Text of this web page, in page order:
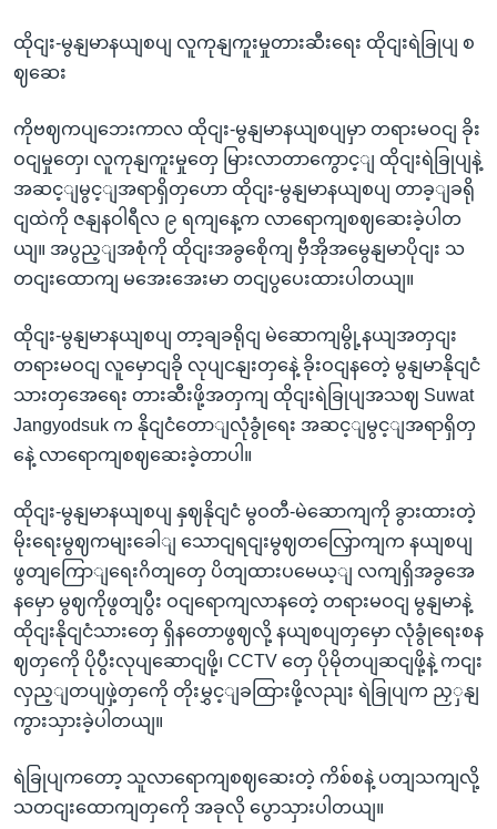
ထိုငျး-မွနျမာနယျစပျ လူကုနျကူးမှုတားဆီးရေး ထိုငျးရဲခြုပျ စ
ဈဆေး
ကိုဗဈကပျဘေးကာလ ထိုငျး-မွနျမာနယျစပျမှာ တရားမဝငျ ခိုး
ဝငျမှုတှေ၊ လူကုနျကူးမှုတှေ မြားလာတာကွောင့ျ ထိုငျးရဲခြုပျနဲ့
အဆင့ျမွင့ျအရာရှိတှဟော ထိုငျး-မွနျမာနယျစပျ တာခ့ျခရို
ငျထဲကို ဇနျနဝါရီလ ၉ ရကျနေ့က လာရောကျစဈဆေးခဲ့ပါတ
ယျ။ အပွည့ျအစုံကို ထိုငျးအခွစေိုကျ ဗှီအိုအမွေနျမာပိုငျး သ
တငျးထောကျ မအေးအေးမာ တငျပွပေးထားပါတယျ။
ထိုငျး-မွနျမာနယျစပျ တာ့ချခရိုငျ မဲဆောကျမွို့နယျအတှငျး
တရားမဝငျ လူမှောငျခို လုပျငနျးတှနေဲ့ ခိုးဝငျနတေဲ့ မွနျမာနိုငျငံ
သားတှအေရေး တားဆီးဖို့အတှကျ ထိုငျးရဲခြုပျအသဈ Suwat
Jangyodsuk က နိုငျငံတောျလုံခွုံရေး အဆင့ျမွင့ျအရာရှိတှ
နေဲ့ လာရောကျစဈဆေးခဲ့တာပါ။
ထိုငျး-မွနျမာနယျစပျ နှဈနိုငျငံ မွဝတီ-မဲဆောကျကို ခွားထားတဲ့
မိုးရေးမွဈကမျးခေါျ သောငျရငျးမွဈတလြှောကျက နယျစပျ
ဖွတျကြောျရေးဂိတျတှေ ပိတျထားပမေယ့ျ လကျရှိအခွအေ
နမှော မွဈကိုဖွတျပွီး ဝငျရောကျလာနတေဲ့ တရားမဝငျ မွနျမာနဲ့
ထိုငျးနိုငျငံသားတှေ ရှိနတောဖွဈလို့ နယျစပျတှမှော လုံခွုံရေးစန
ဈတှကေို ပိုပွီးလုပျဆောငျဖို့၊ CCTV တှေ ပိုမိုတပျဆငျဖို့နဲ့ ကငျး
လှည့ျတပျဖှဲ့တှကေို တိုးမွှင့ျခထြားဖို့လညျး ရဲခြုပျက ညှှနျ
ကွားသှားခဲ့ပါတယျ။
ရဲခြုပျကတော့ သူလာရောကျစဈဆေးတဲ့ ကိစ်စနဲ့ ပတျသကျလို့
သတငျးထောကျတှကေို အခုလို ပွောသှားပါတယျ။